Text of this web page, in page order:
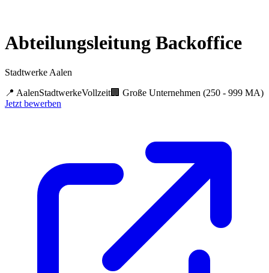
Abteilungsleitung Backoffice
Stadtwerke Aalen
📍 AalenStadtwerkeVollzeit🏢 Große Unternehmen (250 - 999 MA)
Jetzt bewerben